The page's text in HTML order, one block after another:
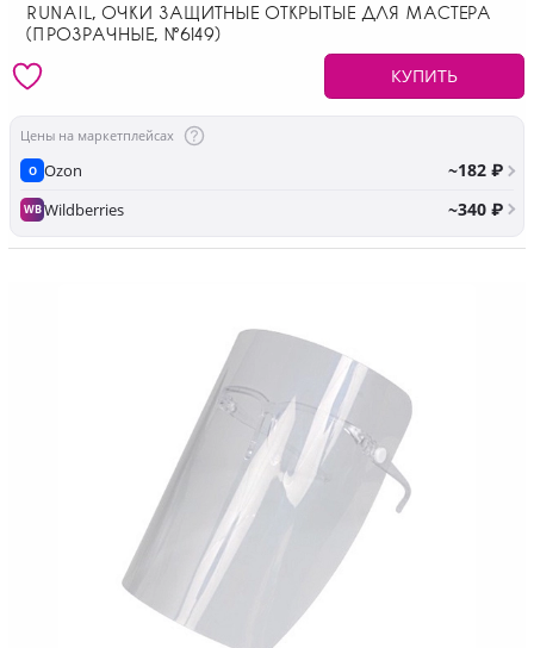
RUNAIL, ОЧКИ ЗАЩИТНЫЕ ОТКРЫТЫЕ ДЛЯ МАСТЕРА
(ПРОЗРАЧНЫЕ, №6149)
КУПИТЬ
Цены на маркетплейсах
O Ozon ~182 ₽
WBWildberries ~340 ₽